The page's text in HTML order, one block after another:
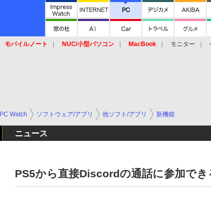
モバイルノート NUC/小型パソコン MacBook モニター
PC Watch ソフトウェア/アプリ 他ソフト/アプリ 新機能
ニュース
PS5から直接Discordの通話に参加でき